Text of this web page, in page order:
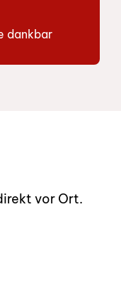
dankbar
vor Ort.